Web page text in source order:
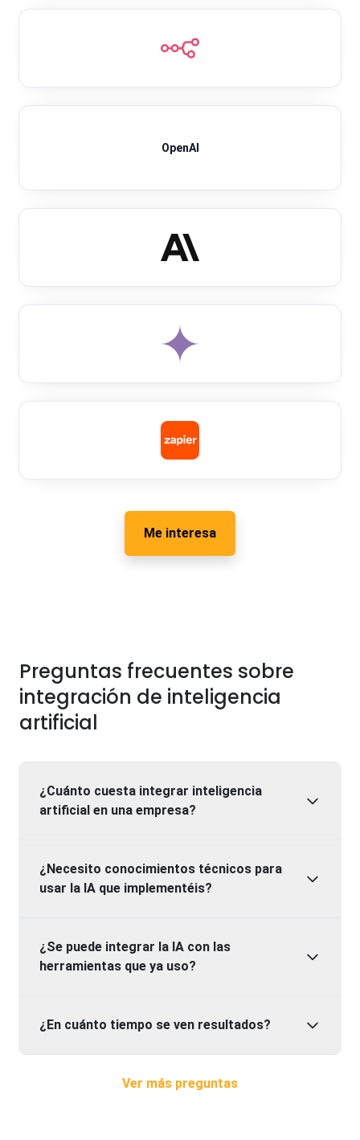
OpenAI
Me interesa
Preguntas frecuentes sobre
integración de inteligencia
artificial
¿Cuánto cuesta integrar inteligencia
artificial en una empresa?
¿Necesito conocimientos técnicos para
usar la IA que implementéis?
¿Se puede integrar la IA con las
herramientas que ya uso?
¿En cuánto tiempo se ven resultados?
Ver más preguntas